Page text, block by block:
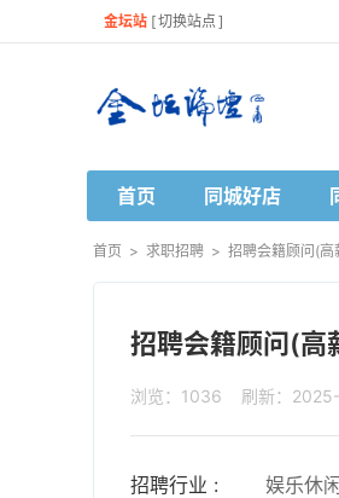
金坛站 [切换站点 ]
首页 同城好店
首页 > 求职招聘 > 招聘会籍顾问(高
招聘会籍顾问(高
浏览：1036 刷新：
招聘行业 : 娱乐休闲